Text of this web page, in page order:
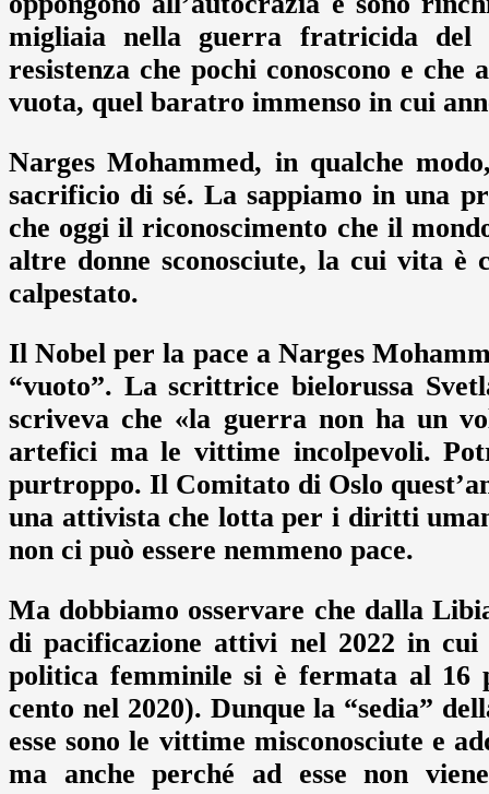
migliaia nella guerra fratricida
resistenza che pochi conoscono e che
vuota, quel baratro immenso in cui
Narges Mohammed, in qualche
sacrificio di sé. La sappiamo in una
che oggi il riconoscimento che il
altre donne sconosciute, la cui vita
calpestato.
Il Nobel per la pace a Narges
“vuoto”. La scrittrice bielorussa
scriveva che «la guerra non ha un
artefici ma le vittime incolpevoli.
purtroppo. Il Comitato di Oslo
una attivista che lotta per i diritti
non ci può essere nemmeno pace.
Ma dobbiamo osservare che dalla
di pacificazione attivi nel 2022 in
politica femminile si è fermata al 16
cento nel 2020). Dunque la “sedia”
esse sono le vittime misconosciute e
ma anche perché ad esse non